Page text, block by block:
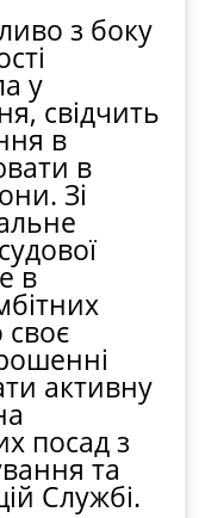
з боку
у
свідчить
в
в
Зі
в
активну
посад з
та
Службі.